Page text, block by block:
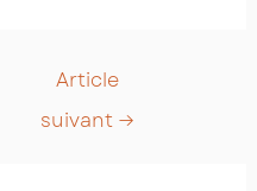
Article
suivant →